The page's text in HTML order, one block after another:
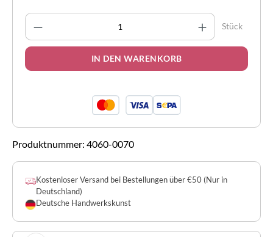
Produkt Anzahl: Gib den gewünschten
Stück
IN DEN WARENKORB
Produktnummer: 4060-0070
Kostenloser Versand bei Bestellungen über €50 (Nur in
Deutschland)
Deutsche Handwerkskunst